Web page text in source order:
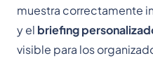
muestra correctamente
y el briefing
visible para los